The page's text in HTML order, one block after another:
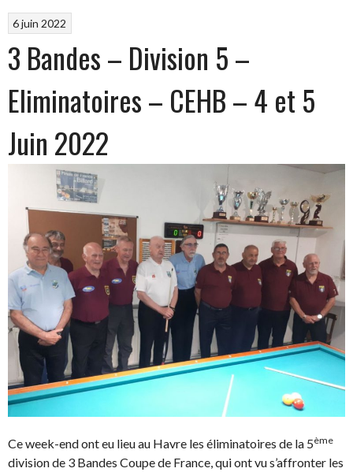
6 juin 2022
3 Bandes – Division 5 –
Eliminatoires – CEHB – 4 et 5
Juin 2022
Ce week-end ont eu lieu au Havre les éliminatoires de la 5ème
division de 3 Bandes Coupe de France, qui ont vu s’affronter les